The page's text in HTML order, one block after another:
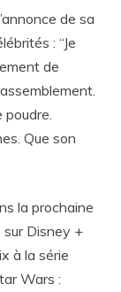
de sa
: “Je
de
Que son
la prochaine
Disney +
à la série
Wars :